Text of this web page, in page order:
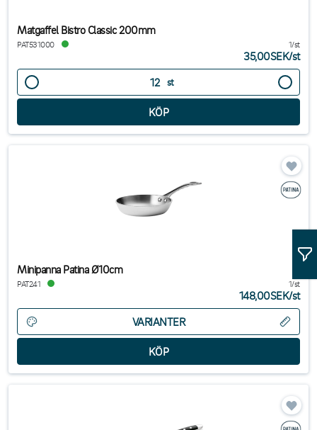
Matgaffel Bistro Classic 200mm
PAT531000 1/st
35,00SEK/st
st
Minipanna Patina Ø10cm
PAT241 1/st
148,00SEK/st
VARIANTER